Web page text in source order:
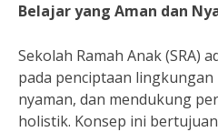
Belajar yang Aman dan
Sekolah Ramah Anak (SRA)
pada penciptaan lingkungan
nyaman, dan mendukung
holistik. Konsep ini